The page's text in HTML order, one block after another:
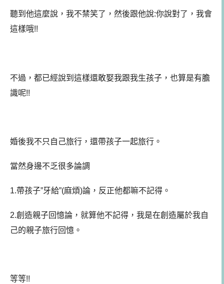
聽到他這麼說，我不禁笑了，然後跟他說:你說對了，我會
這樣哦!!
不過，都已經說到這樣還敢娶我跟我生孩子，也算是有膽
識呢!!
婚後我不只自己旅行，還帶孩子一起旅行。
當然身邊不乏很多論調
1.帶孩子”牙給”(麻煩)論，反正他都嘛不記得。
2.創造親子回憶論，就算他不記得，我是在創造屬於我自
己的親子旅行回憶。
等等!!